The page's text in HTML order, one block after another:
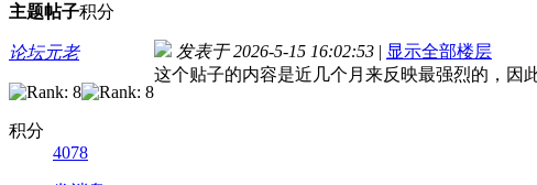
主题帖子积分
论坛元老
积分
4078
发表于 2026-5-15 16:02:53 | 显示全部楼层
这个贴子的内容是近几个月来反映最强烈的，因